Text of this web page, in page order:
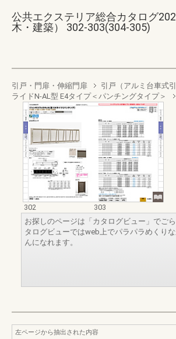
公共エクステリア総合カタログ
木・建築） 302-303(304-305)
引戸・門扉・伸縮門扉 引戸（アルミ台車式引
ライドN-AL型 E4タイプ＜パンチングタイプ＞
302
303
お探しのページは「カタログビュー」でご
タログビューではweb上でパラパラめくり
んになれます。
左ページから抽出された内容